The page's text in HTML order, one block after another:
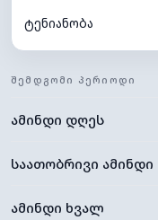
ტენიანობა
ღრუბლიანობა
ნამის წერტილი
ხილვადობა
ᲨᲔᲛᲓᲒᲝᲛᲘ ᲞᲔᲠᲘᲝᲓᲘ
ამინდი დღეს
საათობრივი ამინდი
ამინდი ხვალ